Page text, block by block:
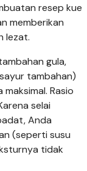
resep kue
memberikan
lezat.
gula,
tambahan)
Rasio
selai
Anda
(seperti susu
tidak